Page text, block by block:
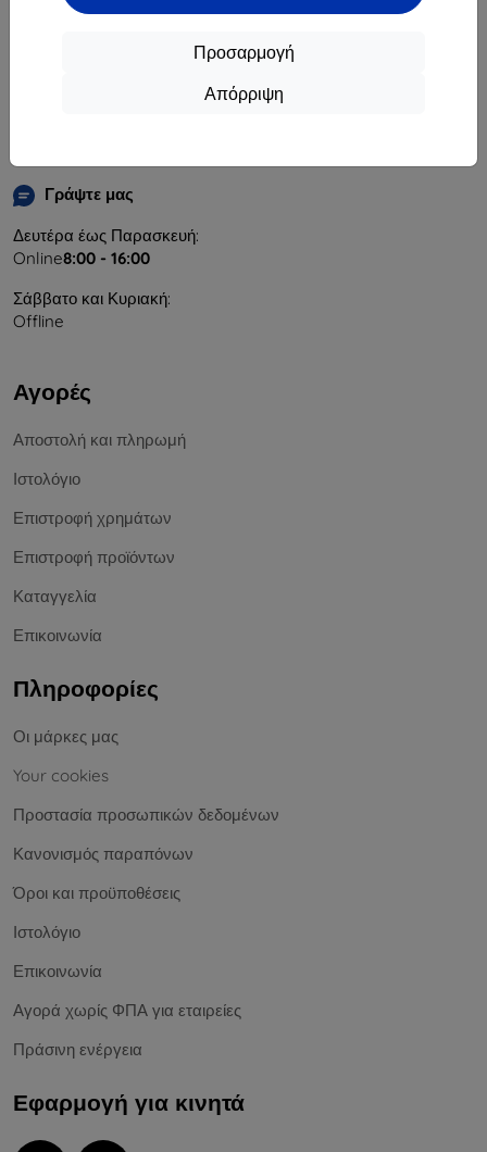
Προσαρμογή
Απόρριψη
Αριθμός Μητρώου Εταιρείας:46701494
Γράψτε μας
Δευτέρα έως Παρασκευή:
Online8:00 - 16:00
Σάββατο και Κυριακή:
Offline
Αγορές
Αποστολή και πληρωμή
Ιστολόγιο
Επιστροφή χρημάτων
Επιστροφή προϊόντων
Καταγγελία
Επικοινωνία
Πληροφορίες
Οι μάρκες μας
Your cookies
Προστασία προσωπικών δεδομένων
Κανονισμός παραπόνων
Όροι και προϋποθέσεις
Ιστολόγιο
Επικοινωνία
Αγορά χωρίς ΦΠΑ για εταιρείες
Πράσινη ενέργεια
Εφαρμογή για κινητά